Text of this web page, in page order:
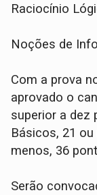
Raciocínio
Noções de
Com a prova
aprovado o
superior a dez
Básicos, 21
menos, 36
Serão